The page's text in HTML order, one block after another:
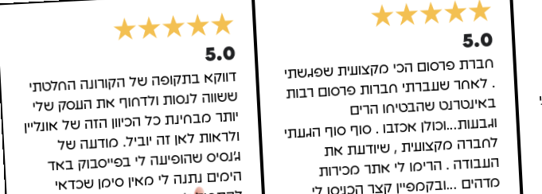
5.0
חברת פרסום הכי מקצועית שפגשתי
. לאחר שעברתי חברות פרסום רבות
באינטרנט שהבטיחו הרים
וגבעות...וכולן אכזבו . סוף סוף הגעתי
לחברה מקצועית , שיודעת את
העבודה . הרימו לי אתר מכירות
מדהים ...ובקמפיין קצר הכניסו לי
5.0
דווקא בתקופה של הקורונה החלטתי
ששווה לנסות ולדחוף את העסק שלי
יותר מבחינת כל הכיוון הזה של אונליין
ולראות לאן זה יוביל. מודעה של
ג'נסיס שהופיעה לי בפייסבוק באד
הימים נתנה לי מאין סימן שכדאי
להתחיל לזוז וזרמתי עם זה. עד עכשיו